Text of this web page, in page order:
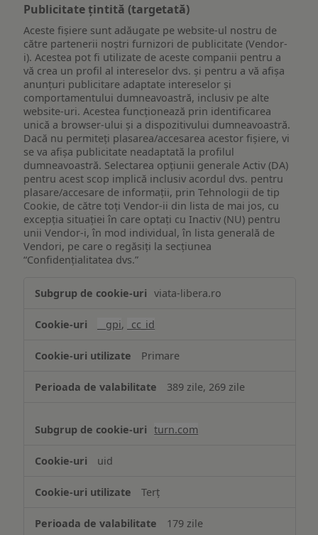
Publicitate țintită (targetată)
Aceste fișiere sunt adăugate pe website-ul nostru de
către partenerii noștri furnizori de publicitate (Vendor-
i). Acestea pot fi utilizate de aceste companii pentru a
vă crea un profil al intereselor dvs. și pentru a vă afișa
anunțuri publicitare adaptate intereselor și
comportamentului dumneavoastră, inclusiv pe alte
website-uri. Acestea funcționează prin identificarea
unică a browser-ului și a dispozitivului dumneavoastră.
Dacă nu permiteți plasarea/accesarea acestor fișiere, vi
se va afișa publicitate neadaptată la profilul
dumneavoastră. Selectarea opțiunii generale Activ (DA)
pentru acest scop implică inclusiv acordul dvs. pentru
plasare/accesare de informații, prin Tehnologii de tip
Cookie, de către toți Vendor-ii din lista de mai jos, cu
excepția situației în care optați cu Inactiv (NU) pentru
unii Vendor-i, în mod individual, în lista generală de
Vendori, pe care o regăsiți la secțiunea
“Confidențialitatea dvs.”
țintită
viata-libera.ro
__gpi, _cc_id
Primare
389 zile, 269 zile
turn.com
uid
Terț
179 zile